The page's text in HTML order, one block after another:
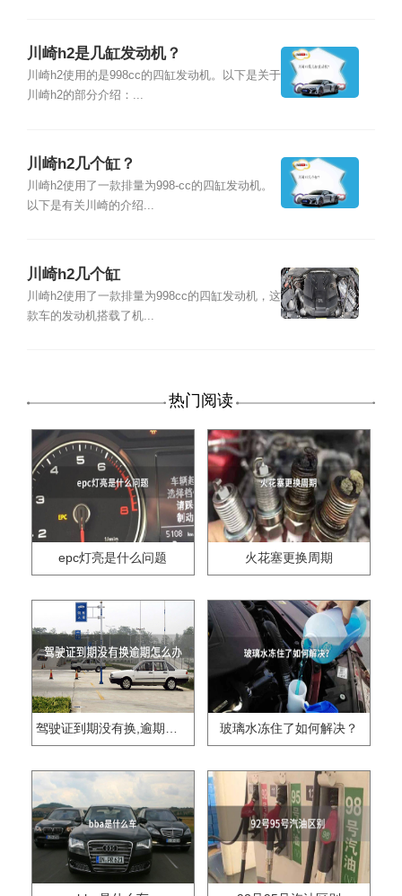
川崎h2是几缸发动机？
川崎h2使用的是998cc的四缸发动机。以下是关于
川崎h2的部分介绍：...
川崎h2几个缸？
川崎h2使用了一款排量为998-cc的四缸发动机。
以下是有关川崎的介绍...
川崎h2几个缸
川崎h2使用了一款排量为998cc的四缸发动机，这
款车的发动机搭载了机...
热门阅读
epc灯亮是什么问题 火花塞更换周期
驾驶证到期没有换,逾期怎么办?? 玻璃水冻住了如何解决？